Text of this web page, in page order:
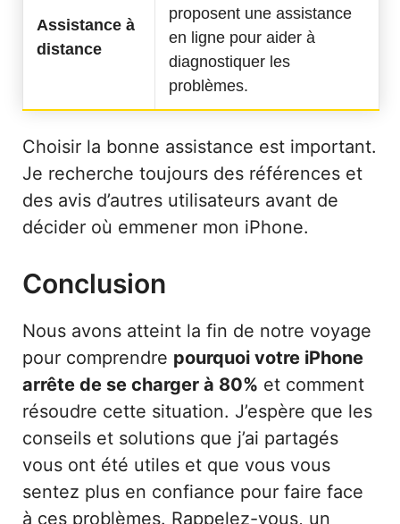
Assistance à
distance
proposent une assistance
en ligne pour aider à
diagnostiquer les
problèmes.
Choisir la bonne assistance est important.
Je recherche toujours des références et
des avis d’autres utilisateurs avant de
décider où emmener mon iPhone.
Conclusion
Nous avons atteint la fin de notre voyage
pour comprendre pourquoi votre iPhone
arrête de se charger à 80% et comment
résoudre cette situation. J’espère que les
conseils et solutions que j’ai partagés
vous ont été utiles et que vous vous
sentez plus en confiance pour faire face
à ces problèmes. Rappelez-vous, un